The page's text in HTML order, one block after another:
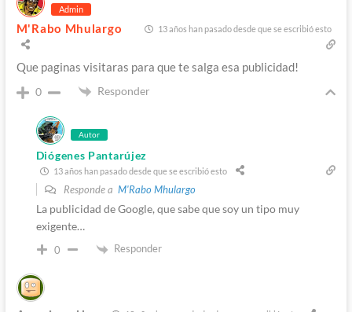
Admin
M'Rabo Mhulargo 13 años han pasado desde que se escribió esto
Que paginas visitaras para que te salga esa publicidad!
0 Responder
Autor
Diógenes Pantarújez
13 años han pasado desde que se escribió esto
Responde a M'Rabo Mhulargo
La publicidad de Google, que sabe que soy un tipo muy
exigente…
0 Responder